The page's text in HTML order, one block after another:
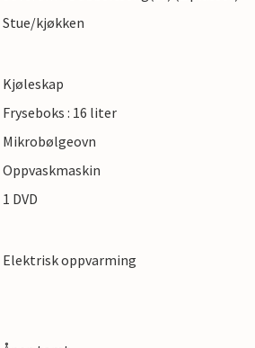
Stue/kjøkken
Kjøleskap
Fryseboks : 16 liter
Mikrobølgeovn
Oppvaskmaskin
1 DVD
Elektrisk oppvarming